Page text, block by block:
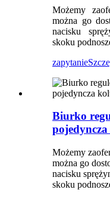
Możemy
można go
nacisku
skoku
zapytanie
Biurko
Możemy
można go
nacisku
skoku